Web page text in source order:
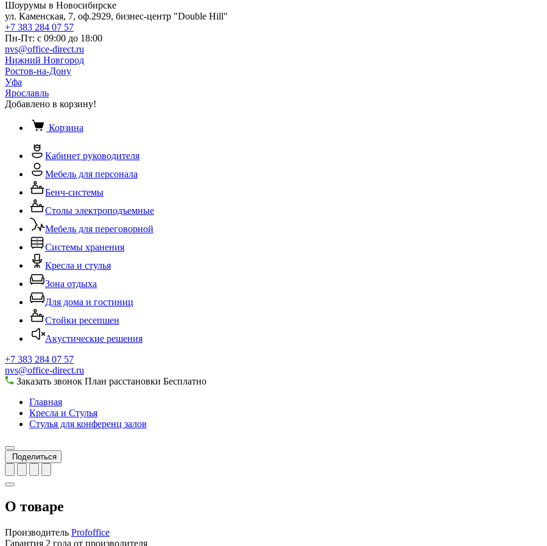
Шоурумы в Новосибирске
ул. Каменская, 7, оф.2929, бизнес-центр "Double Hill"
+7 383 284 07 57
Пн-Пт: с 09:00 до 18:00
nvs@office-direct.ru
Нижний Новгород
Ростов-на-Дону
Уфа
Ярославль
Добавлено в корзину!
Корзина
Кабинет руководителя
Мебель для персонала
Бенч-системы
Столы электроподъемные
Мебель для переговорной
Системы хранения
Кресла и стулья
Зона отдыха
Для дома и гостиниц
Стойки ресепшен
Акустические решения
+7 383 284 07 57
nvs@office-direct.ru
Заказать звонок План расстановки Бесплатно
Главная
Кресла и Стулья
Стулья для конференц залов
Поделиться
О товаре
Производитель Profoffice
Гарантия 2 года от производителя